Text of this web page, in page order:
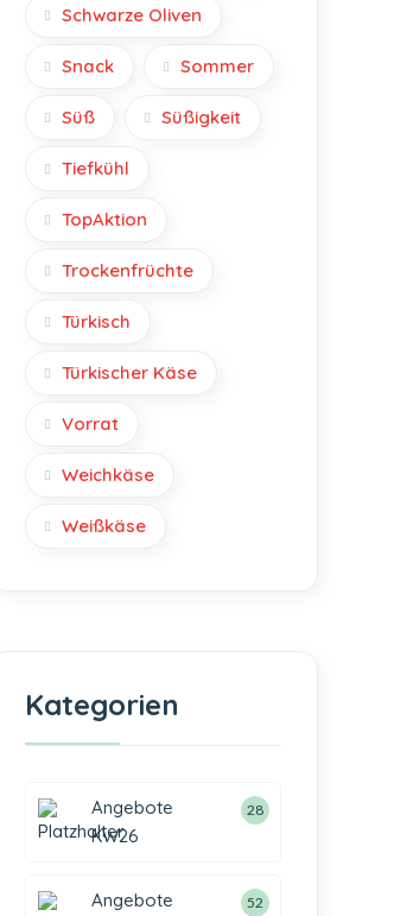
Schwarze Oliven
Snack Sommer
Süß Süßigkeit
Tiefkühl
TopAktion
Trockenfrüchte
Türkisch
Türkischer Käse
Vorrat
Weichkäse
Weißkäse
Kategorien
Angebote
KW26
28
Angebote
52